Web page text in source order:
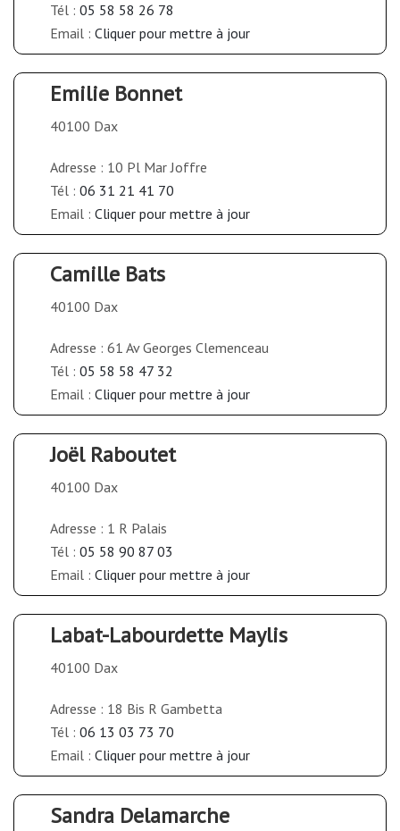
Tél : 05 58 58 26 78
Email : Cliquer pour mettre à jour
Emilie Bonnet
40100 Dax
Adresse : 10 Pl Mar Joffre
Tél : 06 31 21 41 70
Email : Cliquer pour mettre à jour
Camille Bats
40100 Dax
Adresse : 61 Av Georges Clemenceau
Tél : 05 58 58 47 32
Email : Cliquer pour mettre à jour
Joël Raboutet
40100 Dax
Adresse : 1 R Palais
Tél : 05 58 90 87 03
Email : Cliquer pour mettre à jour
Labat-Labourdette Maylis
40100 Dax
Adresse : 18 Bis R Gambetta
Tél : 06 13 03 73 70
Email : Cliquer pour mettre à jour
Sandra Delamarche